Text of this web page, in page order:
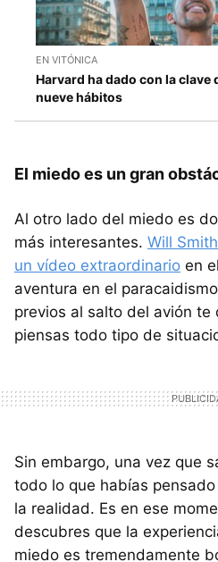
EN VITÓNICA
Harvard ha dado con la clave
nueve hábitos
El miedo es un gran
Al otro lado del miedo es
más interesantes. Will
un vídeo extraordinario en
aventura en el
previos al salto del avión te
piensas todo tipo de
Sin embargo, una vez que
todo lo que habías
la realidad. Es en ese
descubres que la
miedo es tremendamente